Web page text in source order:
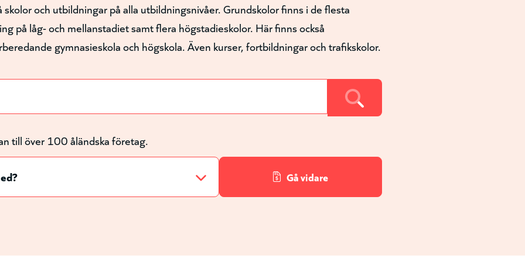
skolor och utbildningar på alla utbildningsnivåer. Grundskolor finns i de flesta
på låg- och mellanstadiet samt flera högstadieskolor. Här finns också
gymnasieskola och högskola. Även kurser, fortbildningar och trafikskolor.
till över 100 åländska företag.
Gå vidare